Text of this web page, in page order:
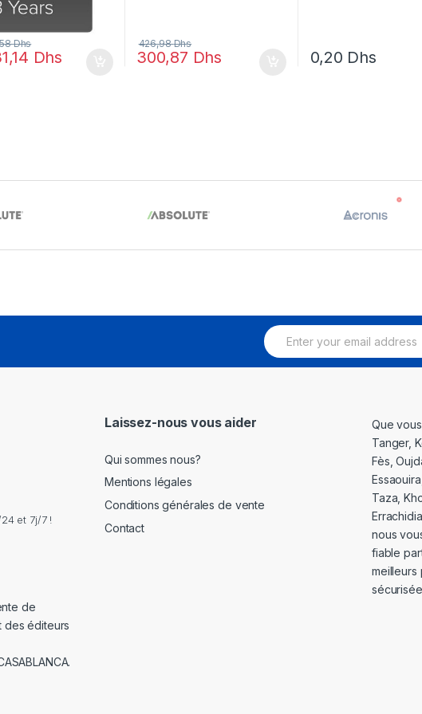
Dhs
Dhs
300,87 Dhs
426,98Dhs
0,20 Dhs
E
m
et 7j/7 !
de
des éditeurs
Laissez-nous vous aider
Qui sommes nous?
Mentions légales
Conditions générales de vente
Contact
Que
Tanger,
Fès,
Taza,
nous
fiable
meilleurs